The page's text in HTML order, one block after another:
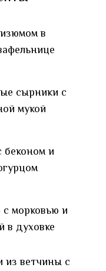
в
сырники с
мукой
беконом и
морковью и
в духовке
из ветчины с